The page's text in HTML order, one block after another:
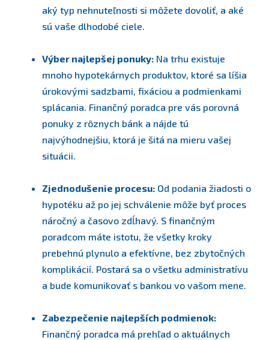
aký typ nehnuteľnosti si môžete dovoliť, a aké
sú vaše dlhodobé ciele.
Výber najlepšej ponuky: Na trhu existuje
mnoho hypotekárnych produktov, ktoré sa líšia
úrokovými sadzbami, fixáciou a podmienkami
splácania. Finančný poradca pre vás porovná
ponuky z rôznych bánk a nájde tú
najvýhodnejšiu, ktorá je šitá na mieru vašej
situácii.
Zjednodušenie procesu: Od podania žiadosti o
hypotéku až po jej schválenie môže byť proces
náročný a časovo zdĺhavý. S finančným
poradcom máte istotu, že všetky kroky
prebehnú plynulo a efektívne, bez zbytočných
komplikácií. Postará sa o všetku administratívu
a bude komunikovať s bankou vo vašom mene.
Zabezpečenie najlepších podmienok:
Finančný poradca má prehľad o aktuálnych